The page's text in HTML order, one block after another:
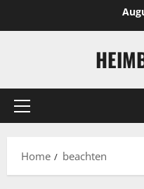
Primary
Home beachten